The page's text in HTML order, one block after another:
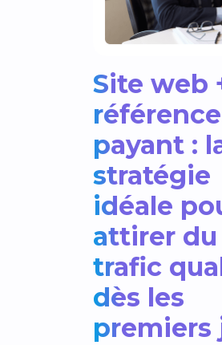
Site web
payant :
stratégie
idéale
attirer du
trafic
dès les
premiers